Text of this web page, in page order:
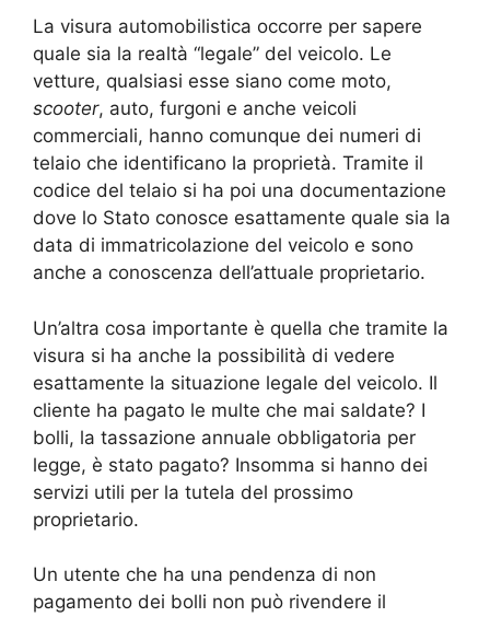
La visura automobilistica occorre per sapere
quale sia la realtà “legale” del veicolo. Le
vetture, qualsiasi esse siano come moto,
scooter, auto, furgoni e anche veicoli
commerciali, hanno comunque dei numeri di
telaio che identificano la proprietà. Tramite il
codice del telaio si ha poi una documentazione
dove lo Stato conosce esattamente quale sia la
data di immatricolazione del veicolo e sono
anche a conoscenza dell’attuale proprietario.
Un’altra cosa importante è quella che tramite la
visura si ha anche la possibilità di vedere
esattamente la situazione legale del veicolo. Il
cliente ha pagato le multe che mai saldate? I
bolli, la tassazione annuale obbligatoria per
legge, è stato pagato? Insomma si hanno dei
servizi utili per la tutela del prossimo
proprietario.
Un utente che ha una pendenza di non
pagamento dei bolli non può rivendere il